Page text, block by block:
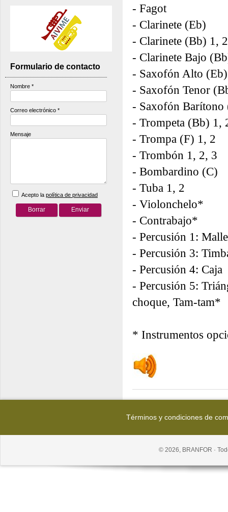
Formulario de contacto
Nombre *
Correo electrónico *
Mensaje
Acepto la política de privacidad
- Fagot
- Clarinete (Eb)
- Clarinete (Bb) 1,
- Clarinete Bajo
- Saxofón Alto
- Saxofón Tenor
- Saxofón Barítono
- Trompeta (Bb) 1,
- Trompa (F) 1, 2
- Trombón 1, 2, 3
- Bombardino (C)
- Tuba 1, 2
- Violonchelo*
- Contrabajo*
- Percusión 1:
- Percusión 3:
- Percusión 4: Caja
- Percusión 5:
choque, Tam-tam*
* Instrumentos
Términos y condiciones de
© 2026, BRANFOR ·